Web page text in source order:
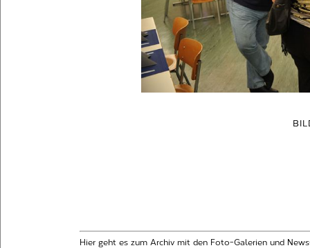
Hier geht es zum Archiv mit den Foto-Galerien und